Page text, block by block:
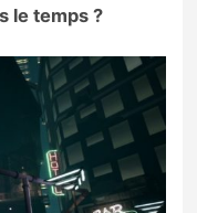
le temps ?